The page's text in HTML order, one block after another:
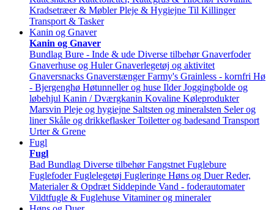
Kradsetræer & Møbler Pleje & Hygiejne Til Killinger
Transport & Tasker
Kanin og Gnaver
Kanin og Gnaver
Bundlag Bure - Inde & ude Diverse tilbehør Gnaverfoder
Gnaverhuse og Huler Gnaverlegetøj og aktivitet
Gnaversnacks Gnaverstænger Farmy's Grainless - kornfri Hø
- Bjergenghø Høtunneller og huse Ilder Joggingbolde og
løbehjul Kanin / Dværgkanin Kovaline Køleprodukter
Marsvin Pleje og hygiejne Saltsten og mineralsten Seler og
liner Skåle og drikkeflasker Toiletter og badesand Transport
Urter & Grene
Fugl
Fugl
Bad Bundlag Diverse tilbehør Fangstnet Fuglebure
Fuglefoder Fuglelegetøj Fugleringe Høns og Duer Reder,
Materialer & Opdræt Siddepinde Vand - foderautomater
Vildtfugle & Fuglehuse Vitaminer og mineraler